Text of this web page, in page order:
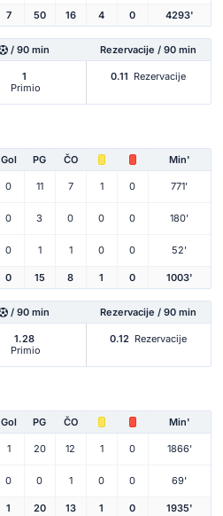
7 50 16 4 0 4293'
/ 90 min Rezervacije / 90 min
1
Primio
0.11 Rezervacije
Gol PG ČO Min'
0 11 7 1 0 771'
0 3 0 0 0 180'
0 1 1 0 0 52'
0 15 8 1 0 1003'
/ 90 min Rezervacije / 90 min
1.28
Primio
0.12 Rezervacije
Gol PG ČO Min'
1 20 12 1 0 1866'
0 0 1 0 0 69'
1 20 13 1 0 1935'